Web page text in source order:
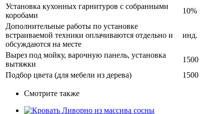
Установка кухонных гарнитуров с собранными
коробами
10%
Дополнительные работы по установке
встраиваемой техники оплачиваются отдельно и
обсуждаются на месте
инд.
Вырез под мойку, варочную панель, установка
вытяжки
1500
Подбор цвета (для мебели из дерева)
1500
Смотрите также